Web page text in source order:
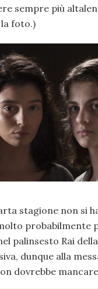
sempre più
foto.)
stagione non si
probabilmente
palinsesto Rai
dunque alla
dovrebbe